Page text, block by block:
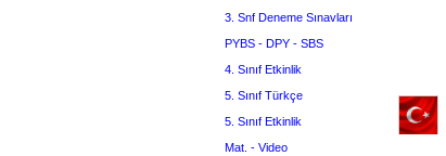
3. Snf Deneme Sınavları
PYBS - DPY - SBS
4. Sınıf Etkinlik
5. Sınıf Türkçe
5. Sınıf Etkinlik
Mat. - Video